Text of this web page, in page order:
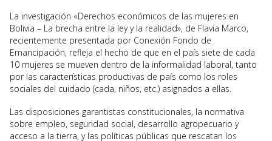
La investigación «Derechos económicos de las mujeres en
Bolivia – La brecha entre la ley y la realidad», de Flavia Marco,
recientemente presentada por Conexión Fondo de
Emancipación, refleja el hecho de que en el país siete de cada
10 mujeres se mueven dentro de la informalidad laboral, tanto
por las características productivas de país como los roles
sociales del cuidado (cada, niños, etc.) asignados a ellas.
Las disposiciones garantistas constitucionales, la normativa
sobre empleo, seguridad social, desarrollo agropecuario y
acceso a la tierra, y las políticas públicas que rescatan los